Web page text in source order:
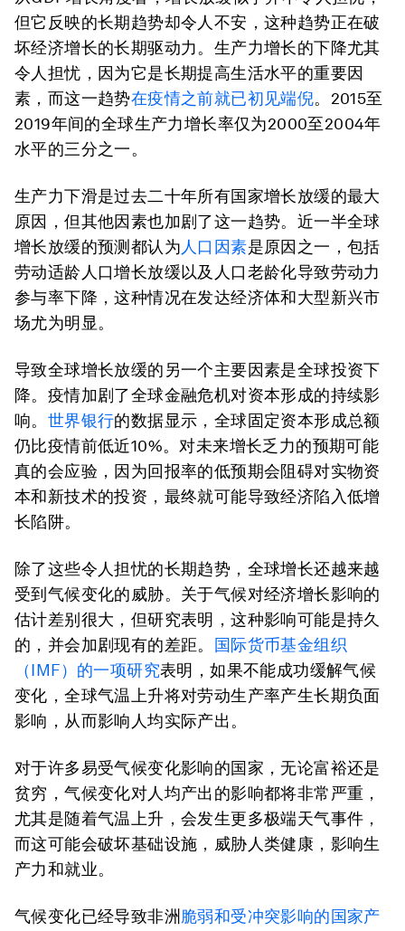
但它反映的长期趋势却令人不安，这种趋势正在破
坏经济增长的长期驱动力。生产力增长的下降尤其
令人担忧，因为它是长期提高生活水平的重要因
素，而这一趋势在疫情之前就已初见端倪。2015至
2019年间的全球生产力增长率仅为2000至2004年
水平的三分之一。
生产力下滑是过去二十年所有国家增长放缓的最大
原因，但其他因素也加剧了这一趋势。近一半全球
增长放缓的预测都认为 人口因素是原因之一，包括
劳动适龄人口增长放缓以及人口老龄化导致劳动力
参与率下降，这种情况在发达经济体和大型新兴市
场尤为明显。
导致全球增长放缓的另一个主要因素是全球投资下
降。疫情加剧了全球金融危机对资本形成的持续影
响。 世界银行的数据显示，全球固定资本形成总额
仍比疫情前低近10%。对未来增长乏力的预期可能
真的会应验，因为回报率的低预期会阻碍对实物资
本和新技术的投资，最终就可能导致经济陷入低增
长陷阱。
除了这些令人担忧的长期趋势，全球增长还越来越
受到气候变化的威胁。关于气候对经济增长影响的
估计差别很大，但研究表明，这种影响可能是持久
的，并会加剧现有的差距。
国际货币基金组织
（IMF）的一项研究表明，如果不能成功缓解气候
变化，全球气温上升将对劳动生产率产生长期负面
影响，从而影响人均实际产出。
对于许多易受气候变化影响的国家，无论富裕还是
贫穷，气候变化对人均产出的影响都将非常严重，
尤其是随着气温上升，会发生更多极端天气事件，
而这可能会破坏基础设施，威胁人类健康，影响生
产力和就业。
气候变化已经导致非洲 脆弱和受冲突影响的国家产